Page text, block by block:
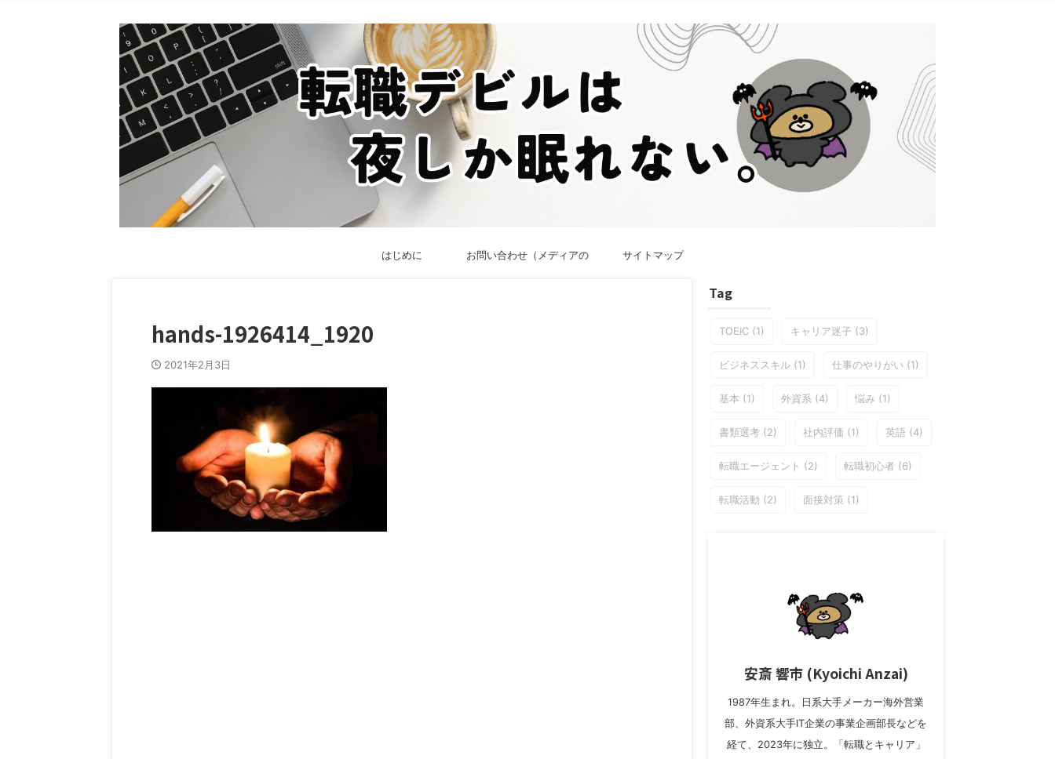
はじめに お問い合わせ（メディアの サイトマップ
hands-1926414_1920
2021年2月3日
Tag
TOEIC (1) キャリア迷子 (3)
ビジネススキル (1) 仕事のやりがい (1)
基本 (1) 外資系 (4) 悩み (1)
書類選考 (2) 社内評価 (1) 英語 (4)
転職エージェント (2) 転職初心者 (6)
転職活動 (2) 面接対策 (1)
安斎 響市 (Kyoichi Anzai)
1987年生まれ。日系大手メーカー海外営業
部、外資系大手IT企業の事業企画部長などを
経て、2023年に独立。「転職とキャリア」